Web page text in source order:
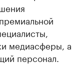
медиасферы, а
персонал.